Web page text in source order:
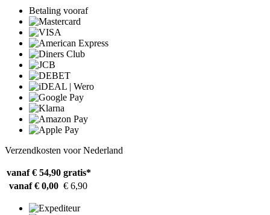
Betaling vooraf
Verzendkosten voor Nederland
vanaf € 54,90 gratis*
vanaf € 0,00 € 6,90